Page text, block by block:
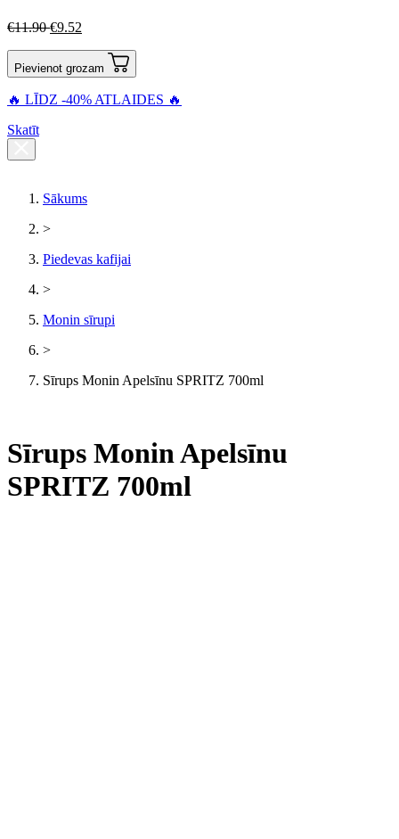
€11.90 €9.52
Pievienot grozam
🔥 LĪDZ -40% ATLAIDES 🔥
Skatīt
Sākums
>
Piedevas kafijai
>
Monin sīrupi
>
Sīrups Monin Apelsīnu SPRITZ 700ml
Sīrups Monin Apelsīnu
SPRITZ 700ml